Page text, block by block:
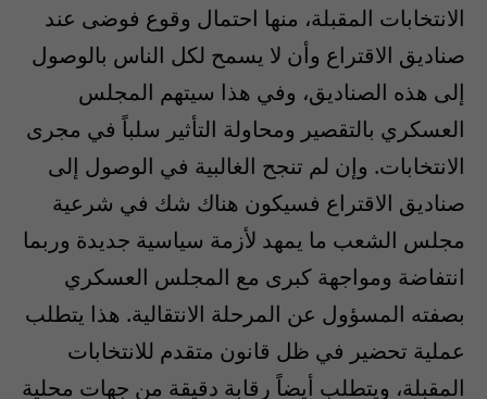
الانتخابات المقبلة، منها احتمال وقوع فوضى عند
صناديق الاقتراع وأن لا يسمح لكل الناس بالوصول
إلى هذه الصناديق، وفي هذا سيتهم المجلس
العسكري بالتقصير ومحاولة التأثير سلباً في مجرى
الانتخابات. وإن لم تنجح الغالبية في الوصول إلى
صناديق الاقتراع فسيكون هناك شك في شرعية
مجلس الشعب ما يمهد لأزمة سياسية جديدة وربما
انتفاضة ومواجهة كبرى مع المجلس العسكري
بصفته المسؤول عن المرحلة الانتقالية. هذا يتطلب
عملية تحضير في ظل قانون متقدم للانتخابات
المقبلة، ويتطلب أيضاً رقابة دقيقة من جهات محلية